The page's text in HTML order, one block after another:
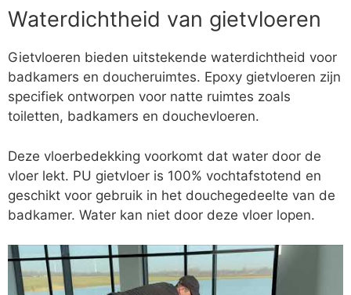
Waterdichtheid van gietvloeren
Gietvloeren bieden uitstekende waterdichtheid voor
badkamers en doucheruimtes. Epoxy gietvloeren zijn
specifiek ontworpen voor natte ruimtes zoals
toiletten, badkamers en douchevloeren.
Deze vloerbedekking voorkomt dat water door de
vloer lekt. PU gietvloer is 100% vochtafstotend en
geschikt voor gebruik in het douchegedeelte van de
badkamer. Water kan niet door deze vloer lopen.